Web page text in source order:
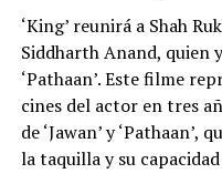
‘King’ reunirá a Shah
Siddharth Anand, quien
‘Pathaan’. Este filme
cines del actor en tres
de ‘Jawan’ y
la taquilla y su